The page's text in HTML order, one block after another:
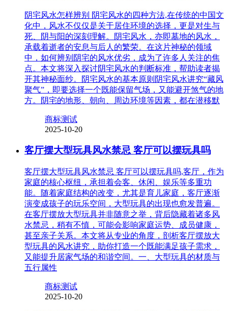
阴宅风水怎样辨别 阴宅风水的四种方法,在传统的中国文
化中，风水不仅仅是关于居住环境的选择，更是对生与
死、阴与阳的深刻理解。阴宅风水，亦即墓地的风水，
承载着逝者的安息与后人的繁荣。在这片神秘的领域
中，如何辨别阴宅的风水优劣，成为了许多人关注的焦
点。本文将深入探讨阴宅风水的判断标准，帮助读者揭
开其神秘面纱。阴宅风水的基本原则阴宅风水讲究“藏风
聚气”，即要选择一个既能保留气场，又能避开煞气的地
方。阴宅的地形、朝向、周边环境等因素，都在潜移默
商标测试
2025-10-20
客厅摆大型玩具风水禁忌 客厅可以摆玩具吗
客厅摆大型玩具风水禁忌 客厅可以摆玩具吗,客厅，作为
家庭的核心枢纽，承担着会客、休闲、娱乐等多重功
能。随着家庭结构的改变，尤其是育儿家庭，客厅逐渐
演变成孩子的玩乐空间，大型玩具的出现也愈发普遍。
在客厅摆放大型玩具并非随意之举，背后隐藏着诸多风
水禁忌，稍有不慎，可能会影响家庭运势、成员健康，
甚至亲子关系。本文将从专业的角度，剖析客厅摆放大
型玩具的风水讲究，助你打造一个既能满足孩子需求，
又能提升居家气场的和谐空间。一、大型玩具的材质与
五行属性
商标测试
2025-10-20